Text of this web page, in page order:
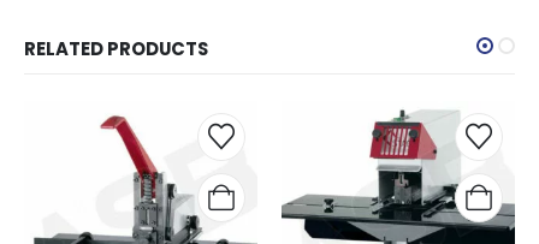
RELATED PRODUCTS